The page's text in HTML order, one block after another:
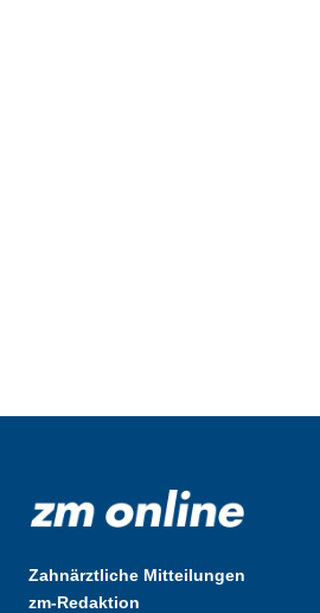
Zahnärztliche Mitteilungen
zm-Redaktion